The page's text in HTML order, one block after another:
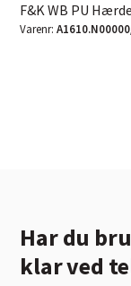
F&K WB PU
Varenr:
Har du
klar ved